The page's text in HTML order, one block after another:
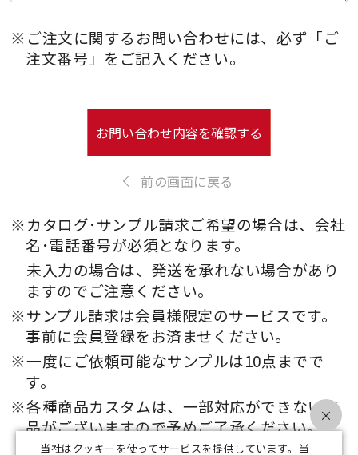
※ご注文に関するお問い合わせには、必ず「ご
注文番号」をご記入ください。
前の画面に戻る
お問い合わせ内容を確認する
※カタログ･サンプル請求ご希望の場合は、会社
名･電話番号が必須となります。
未入力の場合は、発送を承れない場合があり
ますのでご注意ください。
※サンプル請求は会員様限定のサービスです。
事前に会員登録をお済ませください。
※一度にご依頼可能なサンプルは10点までで
す。
※各種商品カスタムは、一部対応ができない商
品がございますので予めご了承ください。
当社はクッキーを使ってサービスを提供しています。当
×